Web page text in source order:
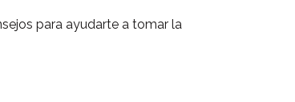
para ayudarte a tomar la